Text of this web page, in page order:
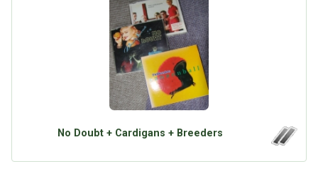
No Doubt + Cardigans + Breeders